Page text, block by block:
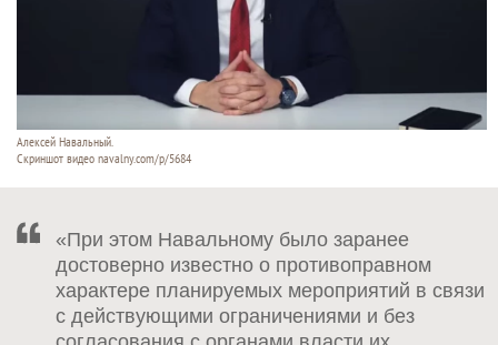
Алексей Навальный.
Скриншот видео navalny.com/p/5684
«При этом Навальному было заранее
достоверно известно о противоправном
характере планируемых мероприятий в связи
с действующими ограничениями и без